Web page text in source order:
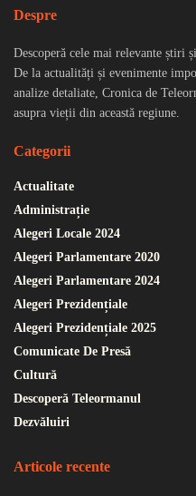
Despre
Descoperă cele mai relevante știri
De la actualități și evenimente
analize detaliate, Cronica de
asupra vieții din această regiune.
Categorii
Actualitate
Administrație
Alegeri Locale 2024
Alegeri Parlamentare 2020
Alegeri Parlamentare 2024
Alegeri Prezidențiale
Alegeri Prezidențiale 2025
Comunicate De Presă
Cultură
Descoperă Teleormanul
Dezvăluiri
Articole recente